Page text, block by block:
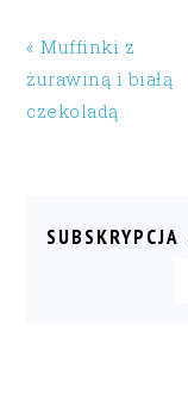
« Muffinki z
żurawiną i białą
czekoladą
SUBSKRYPCJA